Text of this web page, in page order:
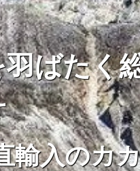
ばたく
輸入のカ